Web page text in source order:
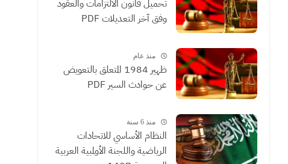
تحميل قانون الالتزامات والعقود
وفق آخر التعديلات PDF
منذ عام
ظهير 1984 المتعلق بالتعويض
عن حوادث السير PDF
منذ 6 سنة
النظام الأساسي للاتحادات
الرياضية واللجنة الأولمبية العربية